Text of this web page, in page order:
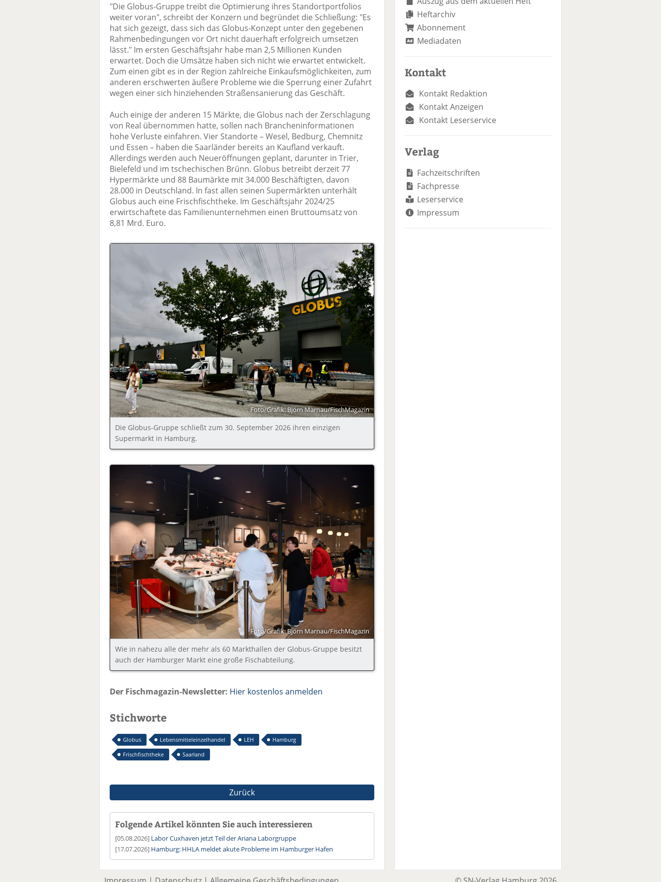
"Die Globus-Gruppe treibt die Optimierung ihres Standortportfolios
weiter voran", schreibt der Konzern und begründet die Schließung: "Es
hat sich gezeigt, dass sich das Globus-Konzept unter den gegebenen
Rahmenbedingungen vor Ort nicht dauerhaft erfolgreich umsetzen
lässt." Im ersten Geschäftsjahr habe man 2,5 Millionen Kunden
erwartet. Doch die Umsätze haben sich nicht wie erwartet entwickelt.
Zum einen gibt es in der Region zahlreiche Einkaufsmöglichkeiten, zum
anderen erschwerten äußere Probleme wie die Sperrung einer Zufahrt
wegen einer sich hinziehenden Straßensanierung das Geschäft.
Auch einige der anderen 15 Märkte, die Globus nach der Zerschlagung
von Real übernommen hatte, sollen nach Brancheninformationen
hohe Verluste einfahren. Vier Standorte – Wesel, Bedburg, Chemnitz
und Essen – haben die Saarländer bereits an Kaufland verkauft.
Allerdings werden auch Neueröffnungen geplant, darunter in Trier,
Bielefeld und im tschechischen Brünn. Globus betreibt derzeit 77
Hypermärkte und 88 Baumärkte mit 34.000 Beschäftigten, davon
28.000 in Deutschland. In fast allen seinen Supermärkten unterhält
Globus auch eine Frischfischtheke. Im Geschäftsjahr 2024/25
erwirtschaftete das Familienunternehmen einen Bruttoumsatz von
8,81 Mrd. Euro.
Foto/Grafik: Björn Marnau/FischMagazin
Die Globus-Gruppe schließt zum 30. September 2026 ihren einzigen
Supermarkt in Hamburg.
Foto/Grafik: Björn Marnau/FischMagazin
Wie in nahezu alle der mehr als 60 Markthallen der Globus-Gruppe besitzt
auch der Hamburger Markt eine große Fischabteilung.
Der Fischmagazin-Newsletter: Hier kostenlos anmelden
Stichworte
Globus Lebensmitteleinzelhandel LEH
Hamburg
Frischfischtheke
Saarland
Zurück
Folgende Artikel könnten Sie auch interessieren
[05.08.2026] Labor Cuxhaven jetzt Teil der Ariana Laborgruppe
[17.07.2026] Hamburg: HHLA meldet akute Probleme im Hamburger Hafen
Heftarchiv
Abonnement
Mediadaten
Kontakt
Kontakt Redaktion
Kontakt Anzeigen
Kontakt Leserservice
Verlag
Fachzeitschriften
Fachpresse
Leserservice
Impressum